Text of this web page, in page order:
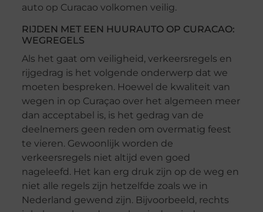
auto op Curacao volkomen veilig.
RIJDEN MET EEN HUURAUTO OP CURACAO:
WEGREGELS
Als het gaat om veiligheid, verkeersregels en
rijgedrag is het volgende onderwerp dat we
moeten bespreken. Hoewel de kwaliteit van
wegen in op Curaçao over het algemeen meer
dan acceptabel is, is het gedrag van de
deelnemers geen reden om overmatig feest
te vieren. Gewoonlijk worden de
verkeersregels niet altijd even goed
nageleefd. Het kan erg druk zijn op de weg en
niet alle regels zijn hetzelfde zoals we in
Nederland gewend zijn. Bijvoorbeeld, rechts